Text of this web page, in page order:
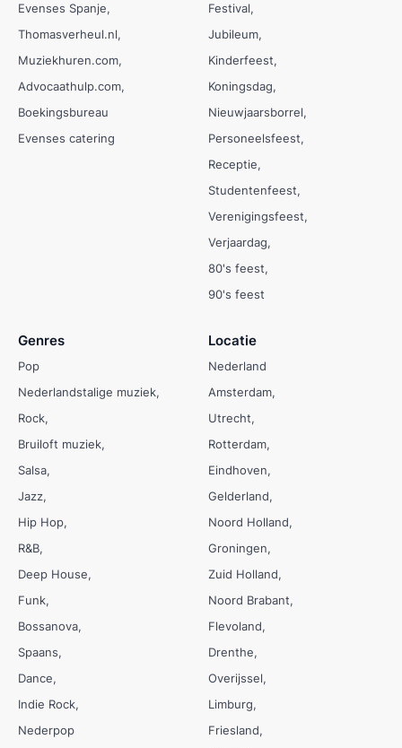
Evenses Spanje
Thomasverheul.nl
Muziekhuren.com
Advocaathulp.com
Boekingsbureau
Evenses catering
Festival
Jubileum
Kinderfeest
Koningsdag
Nieuwjaarsborrel
Personeelsfeest
Receptie
Studentenfeest
Verenigingsfeest
Verjaardag
80's feest
90's feest
Genres
Pop
Nederlandstalige muziek
Rock
Bruiloft muziek
Salsa
Jazz
Hip Hop
R&B
Deep House
Funk
Bossanova
Spaans
Dance
Indie Rock
Nederpop
Locatie
Nederland
Amsterdam
Utrecht
Rotterdam
Eindhoven
Gelderland
Noord Holland
Groningen
Zuid Holland
Noord Brabant
Flevoland
Drenthe
Overijssel
Limburg
Friesland